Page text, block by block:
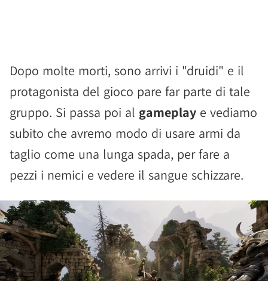
Dopo molte morti, sono arrivi i "druidi" e il
protagonista del gioco pare far parte di tale
gruppo. Si passa poi al gameplay e vediamo
subito che avremo modo di usare armi da
taglio come una lunga spada, per fare a
pezzi i nemici e vedere il sangue schizzare.